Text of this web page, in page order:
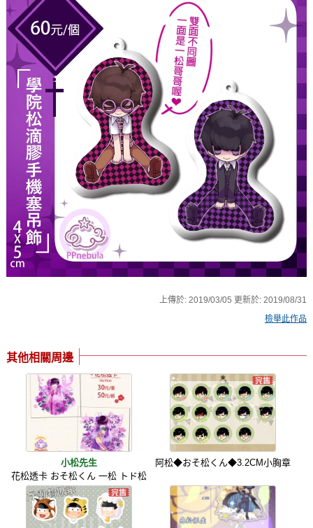
上傳於:2019/03/05 更新於:2019/08/31
檢舉此作品
其他相關周邊
小松先生
花松透卡 おそ松くん 一松 トド松
阿松◆おそ松くん◆3.2CM小胸章